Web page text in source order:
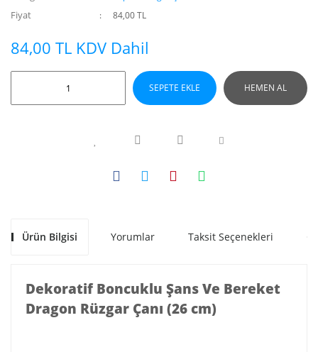
Fiyat 84,00 TL
84,00 TL KDV Dahil
SEPETE EKLE HEMEN AL
Ürün Bilgisi Yorumlar Taksit Seçenekleri
Dekoratif Boncuklu Şans Ve Bereket
Dragon Rüzgar Çanı (26 cm)